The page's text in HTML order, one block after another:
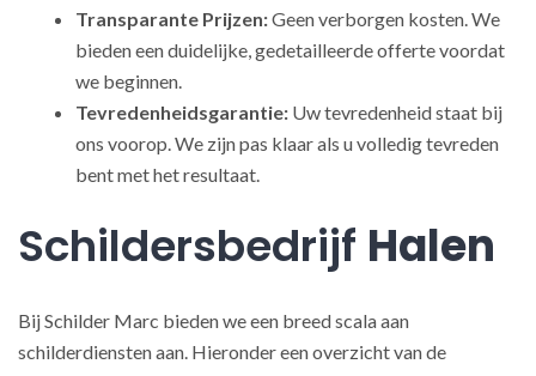
Transparante Prijzen:Geen verborgen kosten. We
bieden een duidelijke, gedetailleerde offerte voordat
we beginnen.
Tevredenheidsgarantie: Uw tevredenheid staat bij
ons voorop. We zijn pas klaar als u volledig tevreden
bent met het resultaat.
Schildersbedrijf Halen
Bij Schilder Marc bieden we een breed scala aan
schilderdiensten aan. Hieronder een overzicht van de